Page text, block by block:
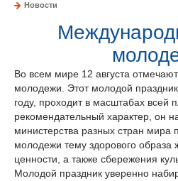
Новости
Во всем мире 12 августа
молодежи. Этот молодой
году, проходит в масштабах всей
рекомендательный характер, он
министерства разных стран мира
молодежи тему здорового образа
ценности, а также сбережения
Молодой праздник уверенно